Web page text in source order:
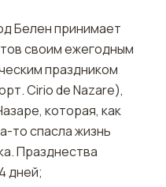
Белен принимает
своим ежегодным
праздником
Cirio de Nazare),
которая, как
то спасла жизнь
Празднества
дней;